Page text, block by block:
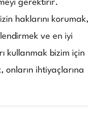
gerektirir.
haklarını korumak,
ve en iyi
kullanmak bizim için
onların ihtiyaçlarına